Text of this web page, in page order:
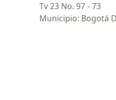
Tv 23 No. 97 - 73
Municipio: Bogotá